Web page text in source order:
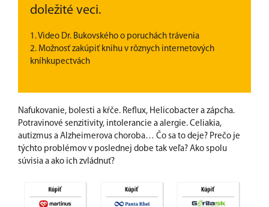
doležité veci.
1. Video Dr. Bukovského o poruchách trávenia
2. Možnosť zakúpiť knihu v rôznych internetových
kníhkupectvách
Nafukovanie, bolesti a kŕče. Reflux, Helicobacter a zápcha.
Potravinové senzitivity, intolerancie a alergie. Celiakia,
autizmus a Alzheimerova choroba… Čo sa to deje? Prečo je
týchto problémov v poslednej dobe tak veľa? Ako spolu
súvisia a ako ich zvládnuť?